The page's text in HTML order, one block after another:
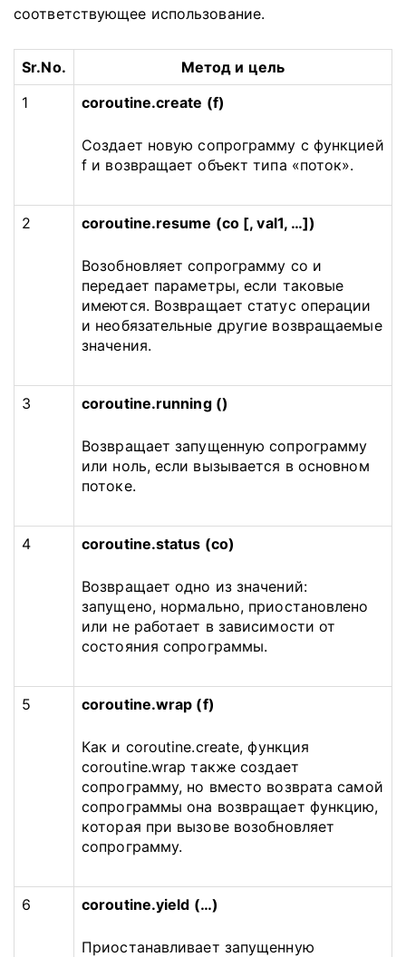
соответствующее использование.
Sr.No.
Метод и цель
1
coroutine.create (f)
Создает новую сопрограмму с функцией
f и возвращает объект типа «поток».
2 coroutine.resume (co [, val1, …])
Возобновляет сопрограмму co и
передает параметры, если таковые
имеются. Возвращает статус операции
и необязательные другие возвращаемые
значения.
3 coroutine.running ()
Возвращает запущенную сопрограмму
или ноль, если вызывается в основном
потоке.
4 coroutine.status (со)
Возвращает одно из значений:
запущено, нормально, приостановлено
или не работает в зависимости от
состояния сопрограммы.
5 coroutine.wrap (f)
Как и coroutine.create, функция
coroutine.wrap также создает
сопрограмму, но вместо возврата самой
сопрограммы она возвращает функцию,
которая при вызове возобновляет
сопрограмму.
6 coroutine.yield (…)
Приостанавливает запущенную